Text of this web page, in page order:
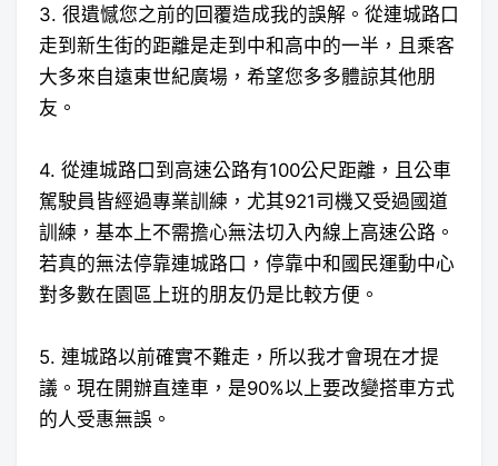
3. 很遺憾您之前的回覆造成我的誤解。從連城路口
走到新生街的距離是走到中和高中的一半，且乘客
大多來自遠東世紀廣場，希望您多多體諒其他朋
友。
4. 從連城路口到高速公路有100公尺距離，且公車
駕駛員皆經過專業訓練，尤其921司機又受過國道
訓練，基本上不需擔心無法切入內線上高速公路。
若真的無法停靠連城路口，停靠中和國民運動中心
對多數在園區上班的朋友仍是比較方便。
5. 連城路以前確實不難走，所以我才會現在才提
議。現在開辦直達車，是90%以上要改變搭車方式
的人受惠無誤。